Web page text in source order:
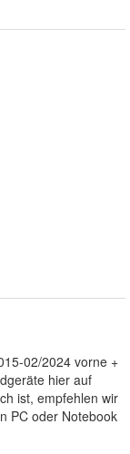
02/2024 vorne +
hier auf
ist, empfehlen wir
PC oder Notebook